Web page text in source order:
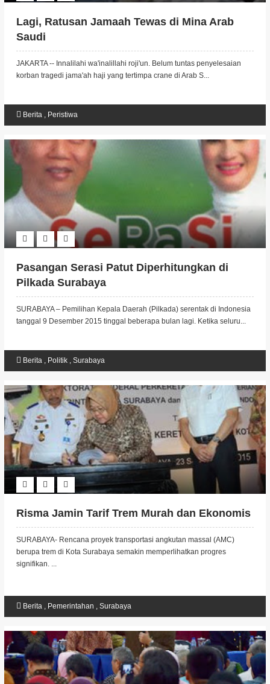
Lagi, Ratusan Jamaah Tewas di Mina Arab
Saudi
JAKARTA -- Innalilahi wa'inalillahi roji'un. Belum tuntas penyelesaian
korban tragedi jama'ah haji yang tertimpa crane di Arab S...
Berita, Peristiwa
Pasangan Serasi Patut Diperhitungkan di
Pilkada Surabaya
SURABAYA – Pemilihan Kepala Daerah (Pilkada) serentak di Indonesia
tanggal 9 Desember 2015 tinggal beberapa bulan lagi. Ketika seluru...
Berita, Politik, Surabaya
Risma Jamin Tarif Trem Murah dan Ekonomis
SURABAYA- Rencana proyek transportasi angkutan massal (AMC)
berupa trem di Kota Surabaya semakin memperlihatkan progres
signifikan. ...
Berita, Pemerintahan , Surabaya